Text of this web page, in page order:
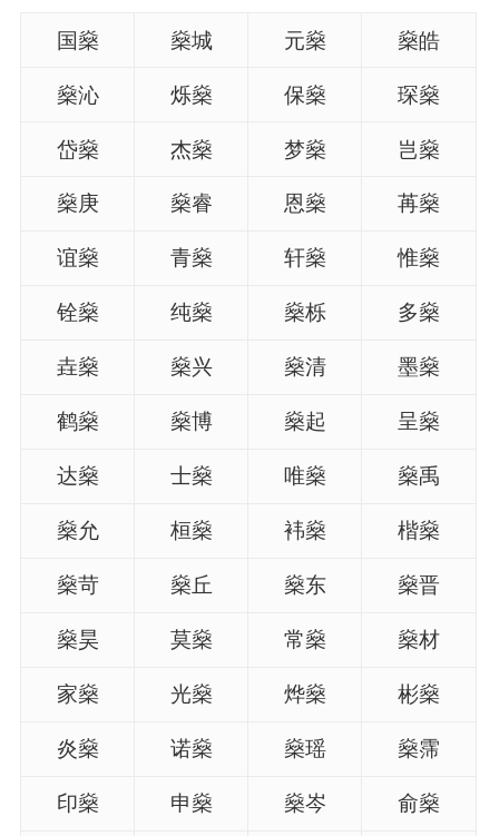
国燊 燊城 元燊 燊皓
燊沁 烁燊 保燊 琛燊
岱燊 杰燊 梦燊 岂燊
燊庚 燊睿 恩燊 苒燊
谊燊 青燊 轩燊 惟燊
铨燊 纯燊 燊栎 多燊
垚燊 燊兴 燊清 墨燊
鹤燊 燊博 燊起 呈燊
达燊 士燊 唯燊 燊禹
燊允 桓燊 袆燊 楷燊
燊苛 燊丘 燊东 燊晋
燊昊 莫燊 常燊 燊材
家燊 光燊 烨燊 彬燊
炎燊 诺燊 燊瑶 燊霈
印燊 申燊 燊岑 俞燊